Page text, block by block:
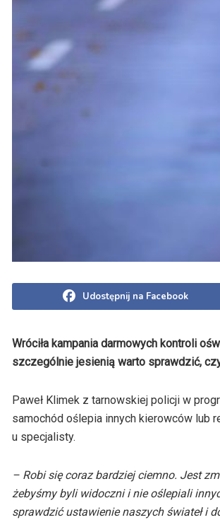
Udostępnij na Facebook
Wróciła kampania darmowych kontroli
szczególnie jesienią warto sprawdzić,
Paweł Klimek z tarnowskiej policji w
samochód oślepia innych kierowców lub
u specjalisty.
– Robi się coraz bardziej ciemno. Jest
żebyśmy byli widoczni i nie oślepiali
sprawdzić ustawienie naszych świateł i